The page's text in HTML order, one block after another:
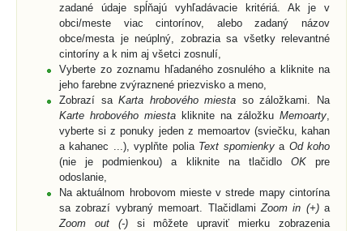
zadané údaje spĺňajú vyhľadávacie kritériá. Ak je v
obci/meste viac cintorínov, alebo zadaný názov
obce/mesta je neúplný, zobrazia sa všetky relevantné
cintoríny a k nim aj všetci zosnulí,
Vyberte zo zoznamu hľadaného zosnulého a kliknite na
jeho farebne zvýraznené priezvisko a meno,
Zobrazí saKarta hrobového miesta so záložkami. Na
Karte hrobového miesta kliknite na záložku Memoarty
vyberte si z ponuky jeden z memoartov (sviečku, kahan
a kahanec ...), vyplňte polia Text spomienkya Od koho
(nie je podmienkou) a kliknite na tlačidlo OKpre
odoslanie,
Na aktuálnom hrobovom mieste v strede mapy cintorína
sa zobrazí vybraný memoart. Tlačidlami Zoom in (+)a
Zoom out (-)si môžete upraviť mierku zobrazenia